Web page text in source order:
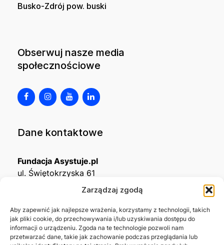
Zarządzaj zgodą
Aby zapewnić jak najlepsze wrażenia, korzystamy z technologii, takich
jak pliki cookie, do przechowywania i/lub uzyskiwania dostępu do
informacji o urządzeniu. Zgoda na te technologie pozwoli nam
przetwarzać dane, takie jak zachowanie podczas przeglądania lub
Busko-Zdrój pow. buski
Obserwuj nasze media
społecznościowe
Dane kontaktowe
Fundacja Asystuje.pl
ul. Świętokrzyska 61
KRS0001215994
NIP5492488380
REGON543667703